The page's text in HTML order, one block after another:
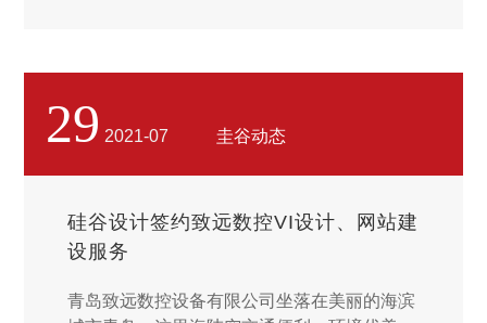
设师具有了客户思维，那末在交涉的过程中更
稿率通过辩论“形象”“受众喜好”“预设感情连
结”完成预设策略。由预设师预设不少于两版
预设方案，路程通过项目经理检查检查核对核
后，由客户挑选确定，况且进行深入预设。...
29 2021-07 圭谷动态
硅谷设计签约致远数控VI设计、网站建
设服务
青岛致远数控设备有限公司坐落在美丽的海滨